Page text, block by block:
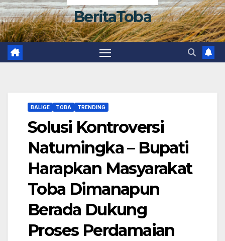
BeritaToba
BALIGE TOBA TRENDING
Solusi Kontroversi
Natumingka – Bupati
Harapkan Masyarakat
Toba Dimanapun
Berada Dukung
Proses Perdamaian